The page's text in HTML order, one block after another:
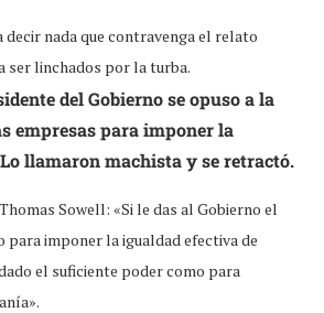
decir nada que contravenga el relato
ser linchados por la turba.
del Gobierno se opuso a la
empresas para imponer la
llamaronmachistay se retractó.
Sowell: «Si le das al Gobierno el
para imponer la igualdad efectiva de
el suficiente poder como para